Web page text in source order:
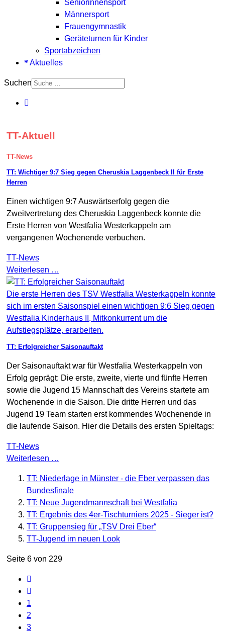
Seniorinnensport
Männersport
Frauengymnastik
Geräteturnen für Kinder
Sportabzeichen
Aktuelles
Suchen
TT-Aktuell
TT-News
TT: Wichtiger 9:7 Sieg gegen Cheruskia Laggenbeck II für Erste
Herren
Einen wichtigen 9:7 Auswärtserfolg gegen die
Zweitvertretung des Cheruskia Laggenbeck konnte die
Erste Herren von Westfalia Westerkappeln am
vergangenen Wochenende verbuchen.
TT-News
Weiterlesen …
Die erste Herren des TSV Westfalia Westerkappeln konnte
sich im ersten Saisonspiel einen wichtigen 9:6 Sieg gegen
Westfalia Kinderhaus II, Mitkonkurrent um die
Aufstiegsplätze, erarbeiten.
TT: Erfolgreicher Saisonauftakt
Der Saisonauftakt war für Westfalia Westerkappeln von
Erfolg geprägt: Die erste, zweite, vierte und fünfte Herren
sowie die Jugend 15 Mannschaft des Vereins startete am
Wochenende in die Saison. Die dritte Herren und das
Jugend 19 Team starten erst kommendes Wochenende in
die laufende Saison. Hier die Details des ersten Spieltags:
TT-News
Weiterlesen …
TT: Niederlage in Münster - die Eber verpassen das
Bundesfinale
TT: Neue Jugendmannschaft bei Westfalia
TT: Ergebnis des 4er-Tischturniers 2025 - Sieger ist?
TT: Gruppensieg für „TSV Drei Eber“
TT-Jugend im neuen Look
Seite 6 von 229
1
2
3